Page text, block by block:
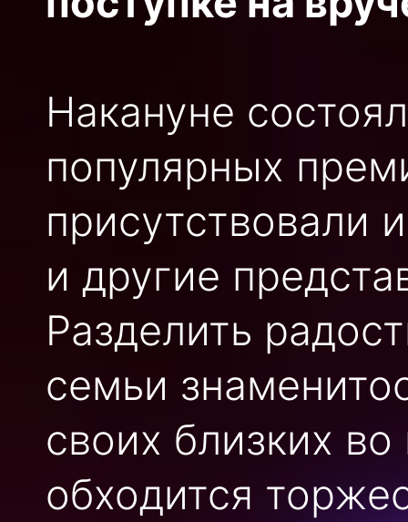
Накануне
популярных
присутствовали
и другие
Разделить
семьи
своих близких
обходится